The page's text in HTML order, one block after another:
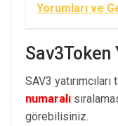
Yorumları ve
Sav3Token
SAV3
numaralı
görebilisiniz.